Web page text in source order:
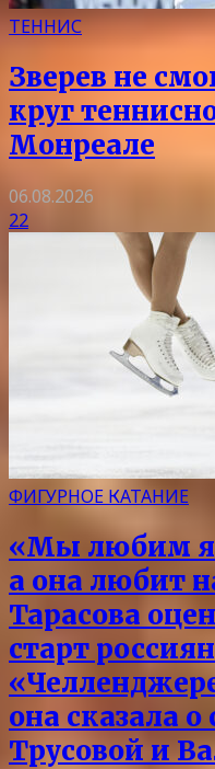
ТЕННИС
Зверев не
круг
Монреале
06.08.2026
22
ФИГУРНОЕ КАТАНИЕ
«Мы любим
а она любит
Тарасова
старт
она сказала о
Трусовой и